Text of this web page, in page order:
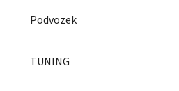
Podvozek
TUNING